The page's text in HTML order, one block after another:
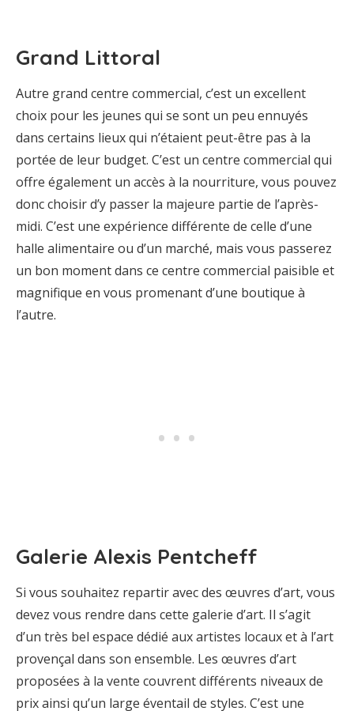
Grand Littoral
Autre grand centre commercial, c’est un excellent
choix pour les jeunes qui se sont un peu ennuyés
dans certains lieux qui n’étaient peut-être pas à la
portée de leur budget. C’est un centre commercial qui
offre également un accès à la nourriture, vous pouvez
donc choisir d’y passer la majeure partie de l’après-
midi. C’est une expérience différente de celle d’une
halle alimentaire ou d’un marché, mais vous passerez
un bon moment dans ce centre commercial paisible et
magnifique en vous promenant d’une boutique à
l’autre.
Galerie Alexis Pentcheff
Si vous souhaitez repartir avec des œuvres d’art, vous
devez vous rendre dans cette galerie d’art. Il s’agit
d’un très bel espace dédié aux artistes locaux et à l’art
provençal dans son ensemble. Les œuvres d’art
proposées à la vente couvrent différents niveaux de
prix ainsi qu’un large éventail de styles. C’est une